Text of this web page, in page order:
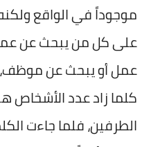
موجوداً في الواقع
على كل من يبحث عن
عمل أو يبحث عن موظف،
كلما زاد عدد الأشخاص
الطرفين، فلما جاءت